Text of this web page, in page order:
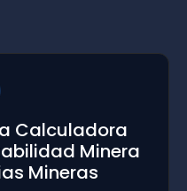
Calculadora
Minera
Mineras